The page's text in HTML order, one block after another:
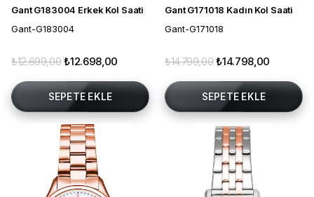
Gant G183004 Erkek Kol Saati
Gant-G183004
₺12.698,00
₺12.699,00
SEPETE EKLE
Gant G171018 Kadın Kol Saati
Gant-G171018
₺14.798,00
₺14.799,00
SEPETE EKLE